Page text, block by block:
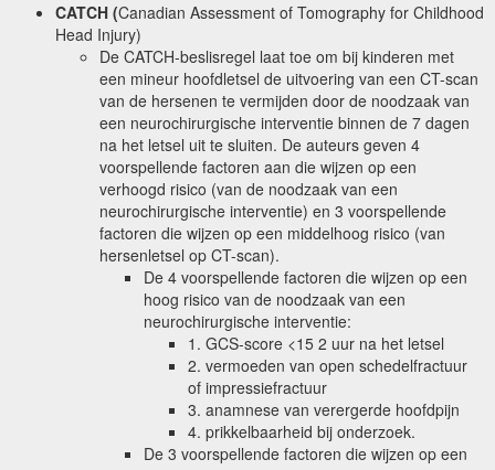
CATCH (Canadian Assessment of Tomography for Childhood
Head Injury)
De CATCH-beslisregel laat toe om bij kinderen met
een mineur hoofdletsel de uitvoering van een CT-scan
van de hersenen te vermijden door de noodzaak van
een neurochirurgische interventie binnen de 7 dagen
na het letsel uit te sluiten. De auteurs geven 4
voorspellende factoren aan die wijzen op een
verhoogd risico (van de noodzaak van een
neurochirurgische interventie) en 3 voorspellende
factoren die wijzen op een middelhoog risico (van
hersenletsel op CT-scan).
De 4 voorspellende factoren die wijzen op een
hoog risico van de noodzaak van een
neurochirurgische interventie:
1. GCS-score <15 2 uur na het letsel
2. vermoeden van open schedelfractuur
of impressiefractuur
3. anamnese van verergerde hoofdpijn
4. prikkelbaarheid bij onderzoek.
De 3 voorspellende factoren die wijzen op een